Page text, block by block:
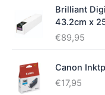
Brilliant
43.2cm x
€89,95
Canon
€17,95